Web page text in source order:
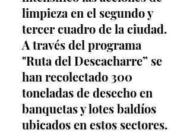
limpieza en el segundo y
tercer cuadro de la ciudad.
A través del programa
"Ruta del Descacharre” se
han recolectado 300
toneladas de desecho en
banquetas y lotes baldíos
ubicados en estos sectores.